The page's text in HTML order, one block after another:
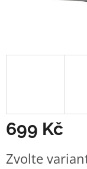
699 Kč
cena:
Zvolte